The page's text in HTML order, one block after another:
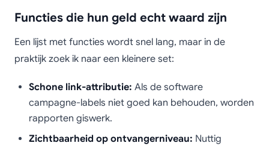
Functies die hun geld echt waard zijn
Een lijst met functies wordt snel lang, maar in de
praktijk zoek ik naar een kleinere set:
Schone link-attributie: Als de software
campagne-labels niet goed kan behouden, worden
rapporten giswerk.
Zichtbaarheid op ontvangerniveau: Nuttig